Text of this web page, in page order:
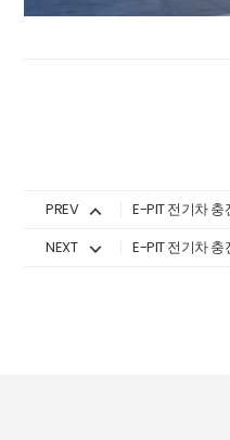
PREV
NEXT
E-PIT 전기차